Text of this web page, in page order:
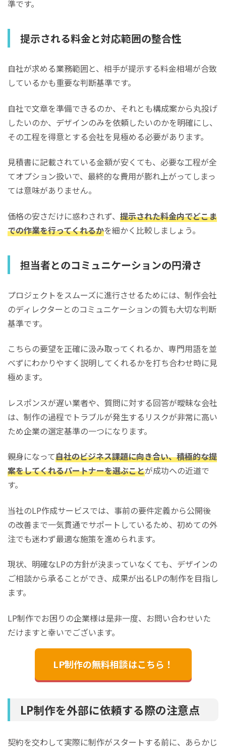
準です。
提示される料金と対応範囲の整合性
自社が求める業務範囲と、相手が提示する料金相場が合致
しているかも重要な判断基準です。
自社で文章を準備できるのか、それとも構成案から丸投げ
したいのか、デザインのみを依頼したいのかを明確にし、
その工程を得意とする会社を見極める必要があります。
見積書に記載されている金額が安くても、必要な工程が全
てオプション扱いで、最終的な費用が膨れ上がってしまっ
ては意味がありません。
価格の安さだけに惑わされず、 提示された料金内でどこま
での作業を行ってくれるかを細かく比較しましょう。
担当者とのコミュニケーションの円滑さ
プロジェクトをスムーズに進行させるためには、制作会社
のディレクターとのコミュニケーションの質も大切な判断
基準です。
こちらの要望を正確に汲み取ってくれるか、専門用語を並
べずにわかりやすく説明してくれるかを打ち合わせ時に見
極めます。
レスポンスが遅い業者や、質問に対する回答が曖昧な会社
は、制作の過程でトラブルが発生するリスクが非常に高い
ため企業の選定基準の一つになります。
親身になって自社のビジネス課題に向き合い、積極的な提
案をしてくれるパートナーを選ぶことが成功への近道で
す。
当社のLP作成サービスでは、事前の要件定義から公開後
の改善まで一気貫通でサポートしているため、初めての外
注でも迷わず最適な施策を進められます。
現状、明確なLPの方針が決まっていなくても、デザインの
ご相談から承ることができ、成果が出るLPの制作を目指し
ます。
LP制作でお困りの企業様は是非一度、お問い合わせいた
だけますと幸いでございます。
LP制作の無料相談はこちら！
LP制作を外部に依頼する際の注意点
契約を交わして実際に制作がスタートする前に、あらかじ